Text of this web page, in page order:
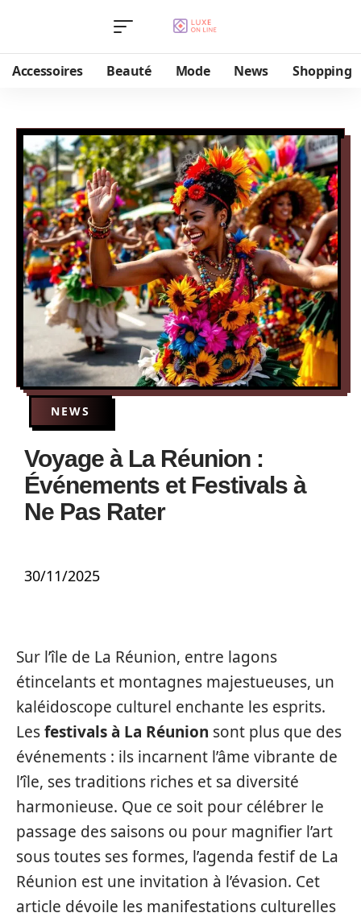
Accessoires Beauté Mode News Shopping
NEWS
Voyage à La Réunion :
Événements et Festivals à
Ne Pas Rater
30/11/2025
Sur l’île de La Réunion, entre lagons
étincelants et montagnes majestueuses, un
kaléidoscope culturel enchante les esprits.
Lesfestivals à La Réunion sont plus que des
événements : ils incarnent l’âme vibrante de
l’île, ses traditions riches et sa diversité
harmonieuse. Que ce soit pour célébrer le
passage des saisons ou pour magnifier l’art
sous toutes ses formes, l’agenda festif de La
Réunion est une invitation à l’évasion. Cet
article dévoile les manifestations culturelles